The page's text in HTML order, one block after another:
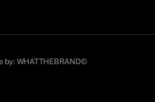
by: WHATTHEBRAND©